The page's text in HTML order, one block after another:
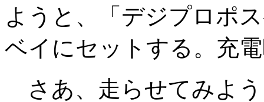
ようと、「デジプロポ
ベイにセットする。充
さあ、走らせてみよ